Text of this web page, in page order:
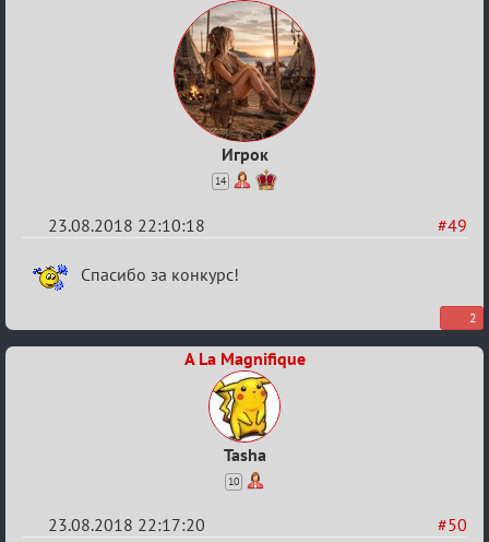
Игрок
14
#49
23.08.2018 22:10:18
Re:
Обсуждение
"Hot
Fuzz
Спасибо за конкурс!
2
A La Magnifique
Tasha
10
#50
23.08.2018 22:17:20